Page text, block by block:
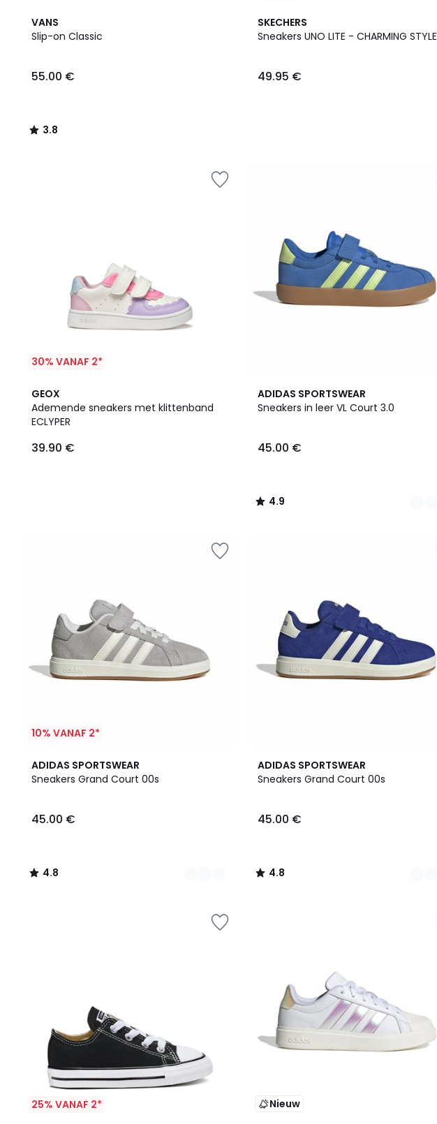
VANS
Slip-on Classic
55.00 €
3.8
/ 5
3.8
/
SKECHERS
Sneakers UNO LITE - CHARMING STYLE
49.95 €
30% VANAF 2*
GEOX
Ademende sneakers met klittenband
ECLYPER
39.90 €
ADIDAS SPORTSWEAR
Sneakers in leer VL Court 3.0
45.00 €
4.9
/ 5
4
Kleuren
4.9
/
10% VANAF 2*
ADIDAS SPORTSWEAR
Sneakers Grand Court 00s
45.00 €
4.8
/ 5
4
Kleuren
4.8
/
ADIDAS SPORTSWEAR
Sneakers Grand Court 00s
45.00 €
4.8
/ 5
3
Kleuren
4.8
/
25% VANAF 2* Nieuw